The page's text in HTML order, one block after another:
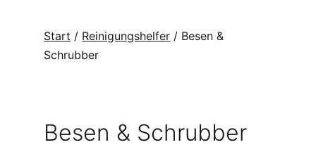
Start / Reinigungshelfer / Besen &
Schrubber
Besen & Schrubber